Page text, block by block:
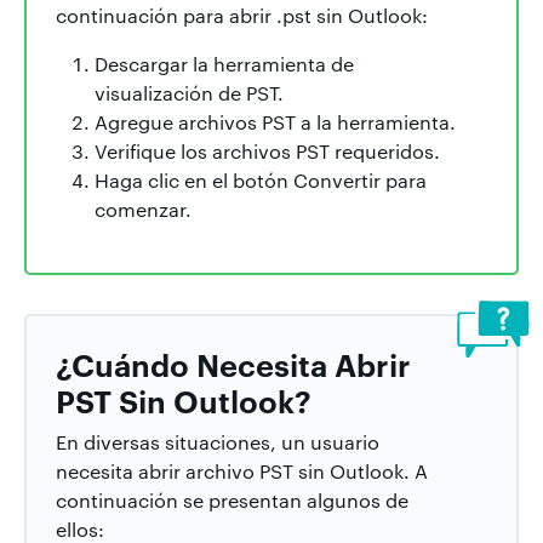
continuación para abrir .pst sin Outlook:
Descargar la herramienta de
visualización de PST.
Agregue archivos PST a la herramienta.
Verifique los archivos PST requeridos.
Haga clic en el botón Convertir para
comenzar.
¿Cuándo Necesita Abrir
PST Sin Outlook?
En diversas situaciones, un usuario
necesita abrir archivo PST sin Outlook. A
continuación se presentan algunos de
ellos: